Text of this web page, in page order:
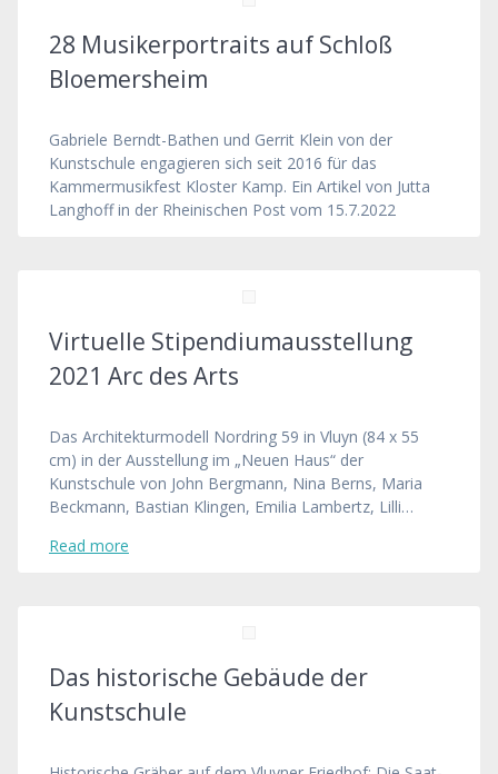
28 Musikerportraits auf Schloß
Bloemersheim
Gabriele Berndt-Bathen und Gerrit Klein von der
Kunstschule engagieren sich seit 2016 für das
Kammermusikfest Kloster Kamp. Ein Artikel von Jutta
Langhoff in der Rheinischen Post vom 15.7.2022
Virtuelle Stipendiumausstellung
2021 Arc des Arts
Das Architekturmodell Nordring 59 in Vluyn (84 x 55
cm) in der Ausstellung im „Neuen Haus“ der
Kunstschule von John Bergmann, Nina Berns, Maria
Beckmann, Bastian Klingen, Emilia Lambertz, Lilli…
Read more
Das historische Gebäude der
Kunstschule